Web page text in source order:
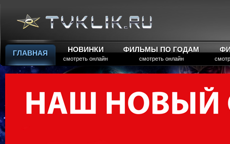
ГЛАВНАЯ НОВИНКИ
смотреть онлайн
ФИЛЬМЫ ПО ГОДАМ
смотреть онлайн